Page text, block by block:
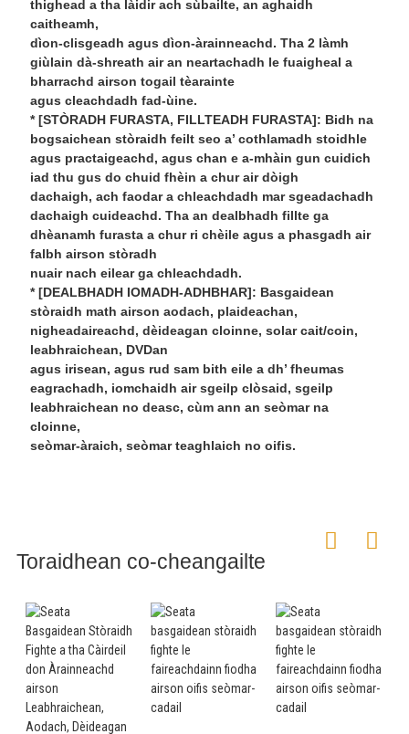
thighead a tha làidir ach sùbailte, an aghaidh
caitheamh,
dìon-clisgeadh agus dìon-àrainneachd. Tha 2 làmh
giùlain dà-shreath air an neartachadh le fuaigheal a
bharrachd airson togail tèarainte
agus cleachdadh fad-ùine.
* [STÒRADH FURASTA, FILLTEADH FURASTA]: Bidh na
bogsaichean stòraidh feilt seo a’ cothlamadh stoidhle
agus practaigeachd, agus chan e a-mhàin gun cuidich
iad thu gus do chuid fhèin a chur air dòigh
dachaigh, ach faodar a chleachdadh mar sgeadachadh
dachaigh cuideachd. Tha an dealbhadh fillte ga
dhèanamh furasta a chur ri chèile agus a phasgadh air
falbh airson stòradh
nuair nach eilear ga chleachdadh.
* [DEALBHADH IOMADH-ADHBHAR]: Basgaidean
stòraidh math airson aodach, plaideachan,
nigheadaireachd, dèideagan cloinne, solar cait/coin,
leabhraichean, DVDan
agus irisean, agus rud sam bith eile a dh’ fheumas
eagrachadh, iomchaidh air sgeilp clòsaid, sgeilp
leabhraichean no deasc, cùm ann an seòmar na
cloinne,
seòmar-àraich, seòmar teaghlaich no oifis.
Toraidhean co-cheangailte